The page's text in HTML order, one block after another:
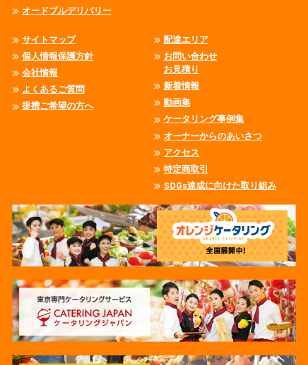
オードブルデリバリー
サイトマップ
個人情報保護方針
会社情報
よくあるご質問
提携ご希望の方へ
配達エリア
お問い合わせ
お見積り
新着情報
動画集
ケータリング事例集
オーナーからのあいさつ
アクセス
特定商取引
SDGs達成に向けた取り組み